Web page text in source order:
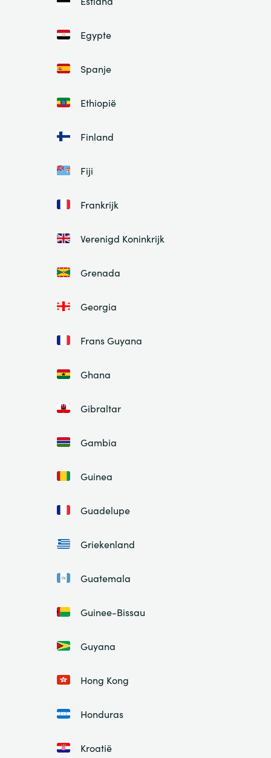
Egypte
Spanje
Ethiopië
Finland
Fiji
Frankrijk
Verenigd Koninkrijk
Grenada
Georgia
Frans Guyana
Ghana
Gibraltar
Gambia
Guinea
Guadelupe
Griekenland
Guatemala
Guinee-Bissau
Guyana
Hong Kong
Honduras
Kroatië